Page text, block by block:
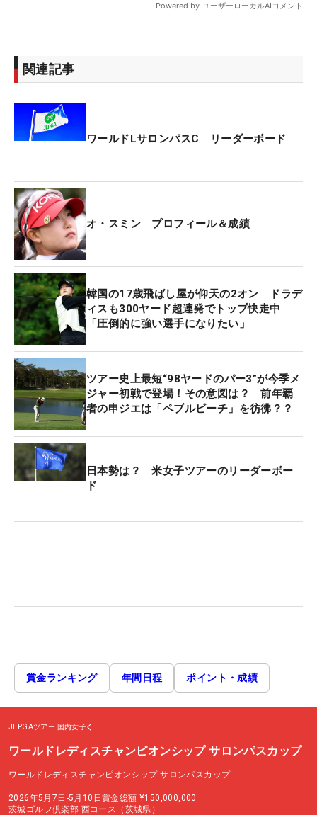
関連記事
ワールドLサロンパスC リーダーボード
オ・スミン プロフィール＆成績
韓国の17歳飛ばし屋が仰天の2オン ドラデ
ィスも300ヤード超連発でトップ快走中
「圧倒的に強い選手になりたい」
ツアー史上最短“98ヤードのパー3”が今季メ
ジャー初戦で登場！その意図は？ 前年覇
者の申ジエは「ペブルビーチ」を彷彿？？
日本勢は？ 米女子ツアーのリーダーボー
ド
賞金ランキング 年間日程 ポイント・成績
JLPGAツアー 国内女子
ワールドレディスチャンピオンシップ サロンパスカップ
ワールドレディスチャンピオンシップ サロンパスカップ
2026年5月7日-5月10日賞金総額 ¥150,000,000
茨城ゴルフ倶楽部 西コース（茨城県）